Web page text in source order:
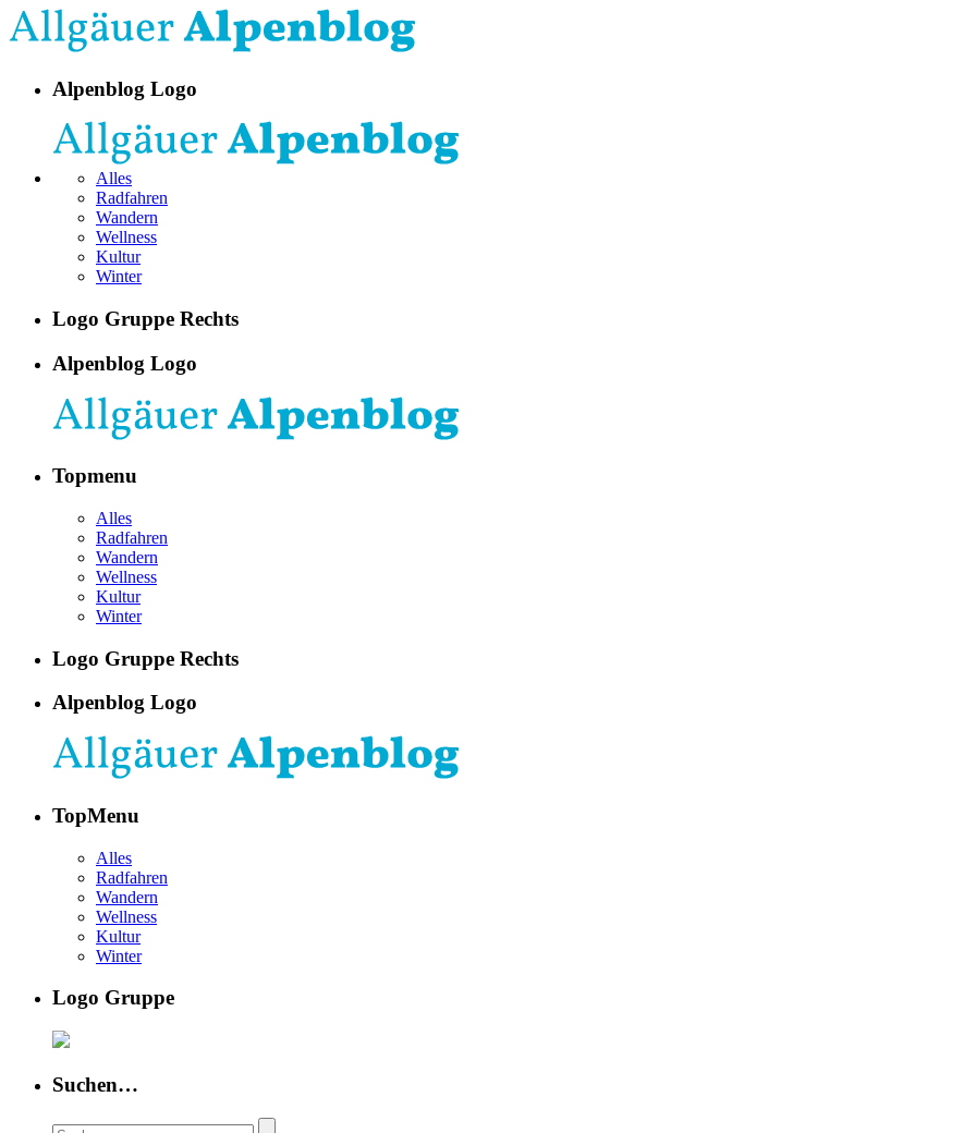
Alpenblog Logo
Alles
Radfahren
Wandern
Wellness
Kultur
Winter
Logo Gruppe Rechts
Alpenblog Logo
Topmenu
Alles
Radfahren
Wandern
Wellness
Kultur
Winter
Logo Gruppe Rechts
Alpenblog Logo
TopMenu
Alles
Radfahren
Wandern
Wellness
Kultur
Winter
Logo Gruppe
Suchen…